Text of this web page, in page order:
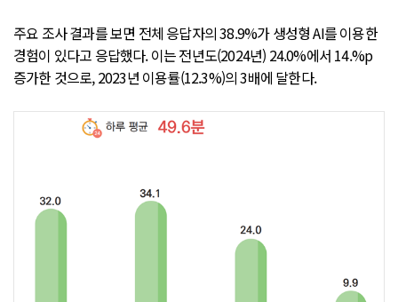
주요 조사 결과를 보면 전체 응답자의 38.9%가 생성형 AI를 이용한
경험이 있다고 응답했다. 이는 전년도(2024년) 24.0%에서 14.%p
증가한 것으로, 2023년 이용률(12.3%)의 3배에 달한다.